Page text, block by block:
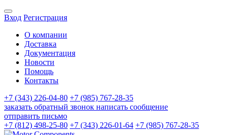
Вход Регистрация
О компании
Доставка
Документация
Новости
Помощь
Контакты
+7 (343) 226-04-80 +7 (985) 767-28-35
заказать обратный звонок написать сообщение
отправить письмо
+7 (812) 498-25-80 +7 (343) 226-01-64 +7 (985) 767-28-35